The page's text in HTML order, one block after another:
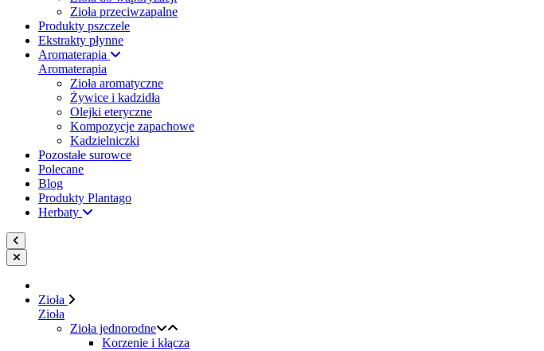
Zioła przeciwzapalne
Produkty pszczele
Ekstrakty płynne
Aromaterapia
Aromaterapia
Zioła aromatyczne
Żywice i kadzidła
Olejki eteryczne
Kompozycje zapachowe
Kadzielniczki
Pozostałe surowce
Polecane
Blog
Produkty Plantago
Herbaty
Zioła
Zioła
Zioła jednorodne
Korzenie i kłącza